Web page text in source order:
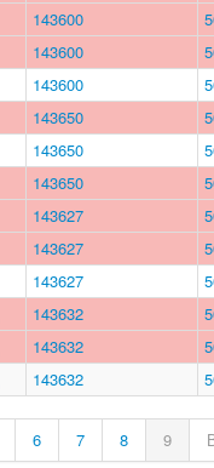
143600
143600
143600
143650
143650
143650
143627
143627
143627
143632
143632
143632
6 7 8 9